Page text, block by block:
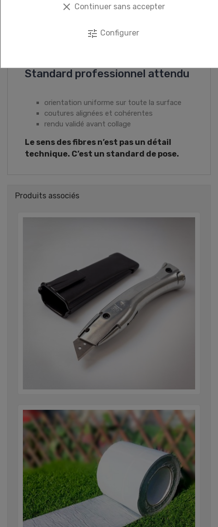
Standard professionnel attendu
orientation uniforme sur toute la surface
coutures alignées et cohérentes
rendu validé avant collage
Le sens des fibres n’est pas un détail
technique. C’est un standard de pose.
Produits associés
clear Continuer sans accepter
tune Configurer